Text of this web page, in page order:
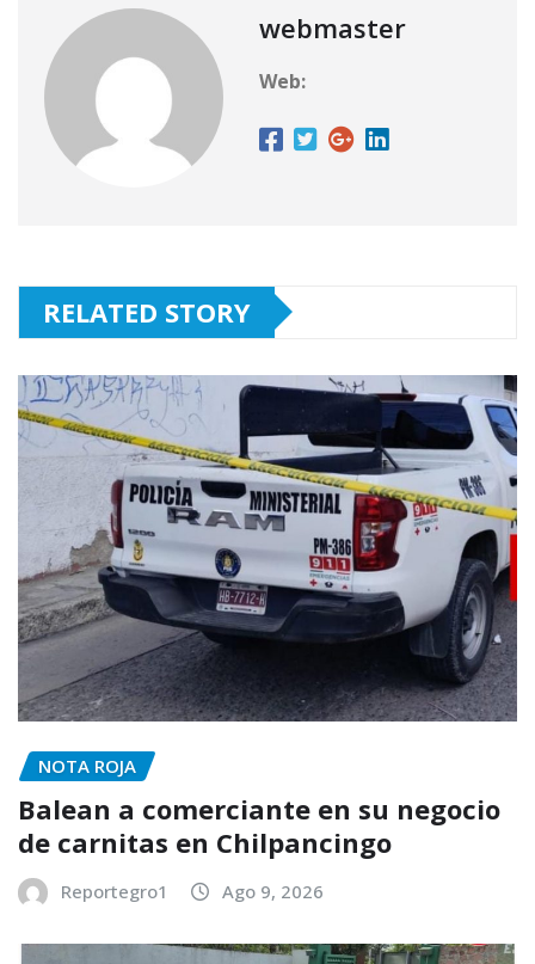
webmaster
Web:
RELATED STORY
NOTA ROJA
Balean a comerciante en su negocio
de carnitas en Chilpancingo
Reportegro1 Ago 9, 2026